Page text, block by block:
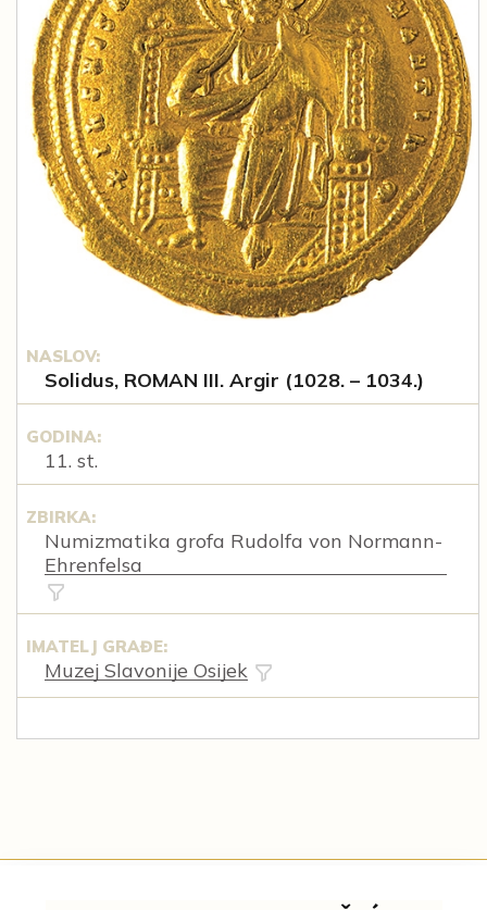
NASLOV:
Solidus, ROMAN III. Argir (1028. – 1034.)
GODINA:
11. st.
ZBIRKA:
Numizmatika grofa Rudolfa von Normann-
Ehrenfelsa
IMATELJ GRAĐE:
Muzej Slavonije Osijek